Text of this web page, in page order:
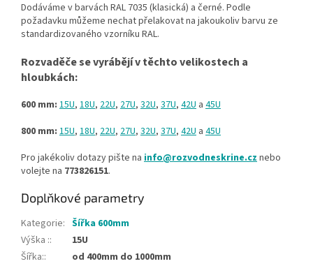
Dodáváme v barvách RAL 7035 (klasická) a černé. Podle
požadavku můžeme nechat přelakovat na jakoukoliv barvu ze
standardizovaného vzorníku RAL.
Rozvaděče se vyrábějí v těchto velikostech a
hloubkách:
600 mm: 15U, 18U, 22U, 27U, 32U, 37U, 42U a 45U
800 mm: 15U, 18U, 22U, 27U, 32U, 37U, 42U a 45U
Pro jakékoliv dotazy pište na info@rozvodneskrine.cznebo
volejte na 773826151.
Doplňkové parametry
Kategorie: Šířka 600mm
Výška ::
15U
Šířka:: od 400mm do 1000mm